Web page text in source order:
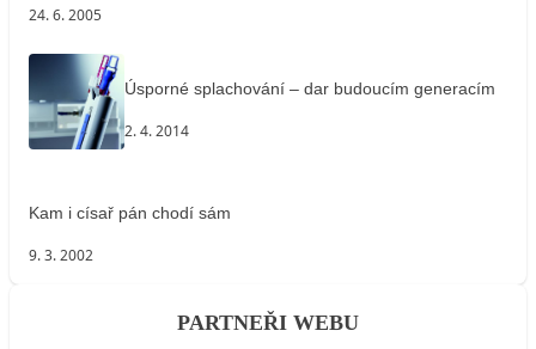
24. 6. 2005
Úsporné splachování – dar budoucím generacím
2. 4. 2014
Kam i císař pán chodí sám
9. 3. 2002
PARTNEŘI WEBU